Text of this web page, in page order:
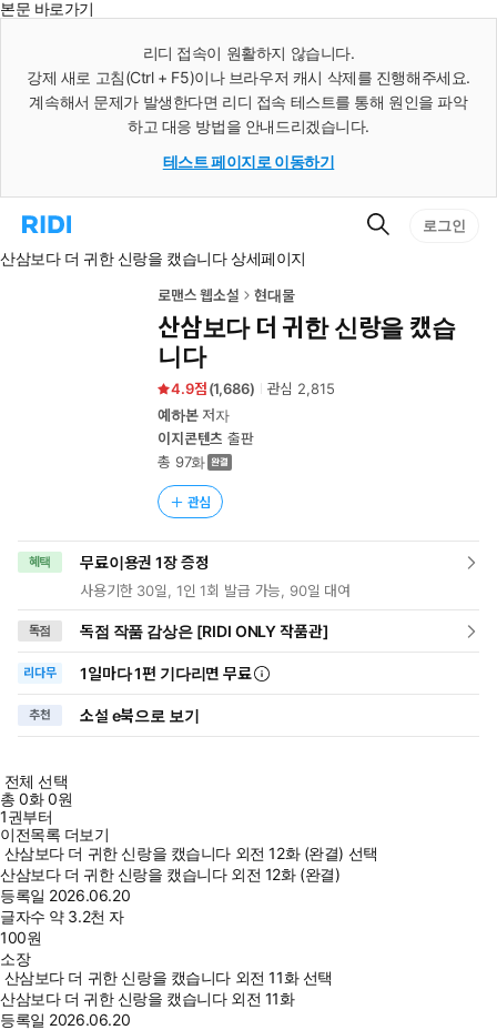
본문 바로가기
리디 접속이 원활하지 않습니다.
강제 새로 고침(Ctrl + F5)이나 브라우저 캐시 삭제를 진행해주세요.
계속해서 문제가 발생한다면 리디 접속 테스트를 통해 원인을 파악
하고 대응 방법을 안내드리겠습니다.
테스트 페이지로 이동하기
리
홈
검
로그인
산삼보다 더 귀한 신랑을 캤습니다 상세페이지
로맨스 웹소설 현대물
산삼보다 더 귀한 신랑을 캤습
니다
4.9 (1,686) 관심 2,815
예하본저자
이지콘텐츠 출판
총 97화
관심
혜택 무료이용권 1장 증정
사용기한 30일, 1인 1회 발급 가능, 90일 대여
독점 독점 작품 감상은 [RIDI ONLY 작품관]
리다무 1일마다1편 기다리면 무료
추천 소설 e북으로 보기
전체 선택
총0화0원
1권부터
이전목록 더보기
산삼보다 더 귀한 신랑을 캤습니다 외전 12화 (완결) 선택
산삼보다 더 귀한 신랑을 캤습니다 외전 12화 (완결)
등록일 2026.06.20
글자수 약 3.2천 자
100원
소장
산삼보다 더 귀한 신랑을 캤습니다 외전 11화 선택
산삼보다 더 귀한 신랑을 캤습니다 외전 11화
등록일 2026.06.20